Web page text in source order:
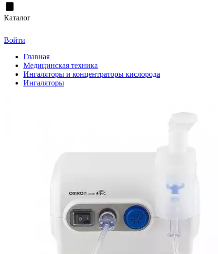
Каталог
Войти
Главная
Медицинская техника
Ингаляторы и концентраторы кислорода
Ингаляторы